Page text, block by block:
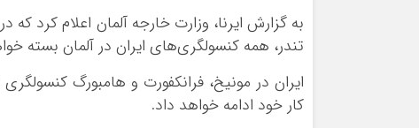
به گزارش ایرنا، وزارت خارجه آلمان اعلام
تندر، همه کنسولگری‌های ایران در آلمان بسته
ایران در مونیخ، فرانکفورت و هامبورگ
کار خود ادامه خواهد داد.